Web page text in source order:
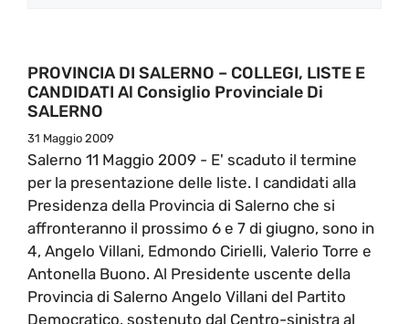
PROVINCIA DI SALERNO – COLLEGI, LISTE E
CANDIDATI Al Consiglio Provinciale Di
SALERNO
31 Maggio 2009
Salerno 11 Maggio 2009 - E' scaduto il termine
per la presentazione delle liste. I candidati alla
Presidenza della Provincia di Salerno che si
affronteranno il prossimo 6 e 7 di giugno, sono in
4, Angelo Villani, Edmondo Cirielli, Valerio Torre e
Antonella Buono. Al Presidente uscente della
Provincia di Salerno Angelo Villani del Partito
Democratico, sostenuto dal Centro-sinistra al